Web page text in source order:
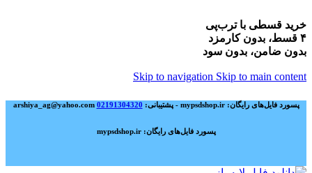
خرید قسطی با ترب‌پی
۴ قسط، بدون کارمزد
بدون ضامن، بدون سود
Skip to navigation Skip to main content
پسورد فایل‌های رایگان: mypsdshop.ir - پشتیبانی: arshiya_ag@yahoo.com 02191304320
پسورد فایل‌های رایگان: mypsdshop.ir